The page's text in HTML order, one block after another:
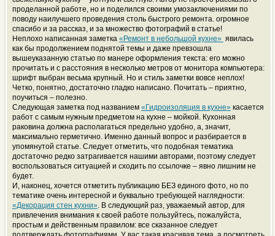
проделанной работе, но и поделился своими умозаключениями по
поводу наилучшего проведения столь быстрого ремонта. огромное
спасибо и за рассказ, и за множество фотографий в статье!
Неплохо написанная заметка «Ремонт в небольшой кухне» явилась
как бы продолжением поднятой темы и даже превзошла
вышеуказанную статью по манере оформления текста: его можно
прочитать и с расстояния в несколько метров от монитора компьютера:
шрифт выбран весьма крупный. Но и стиль заметки вовсе неплох!
Четко, понятно, достаточно гладко написано. Почитать – приятно,
поучиться – полезно.
Следующая заметка под названием «Гидроизоляция в кухне»касается
работ с самым нужным предметом на кухне – мойкой. Кухонная
раковина должна располагаться предельно удобно, а, значит,
максимально герметично. Именно данный вопрос и разбирается в
упомянутой статье. Следует отметить, что подобная тематика
достаточно редко затрагивается нашими авторами, поэтому следует
воспользоваться ситуацией и сходить по ссылочке – явно лишним не
будет.
И, наконец, хочется отметить публикацию БЕЗ единого фото, но по
тематике очень интересной и буквально требующей наглядности:
«Декорация стен кухни». В следующий раз, уважаемый автор, для
привлечения внимания к своей работе пользуйтесь, пожалуйста,
простым и действенным правилом: все сказанное следует